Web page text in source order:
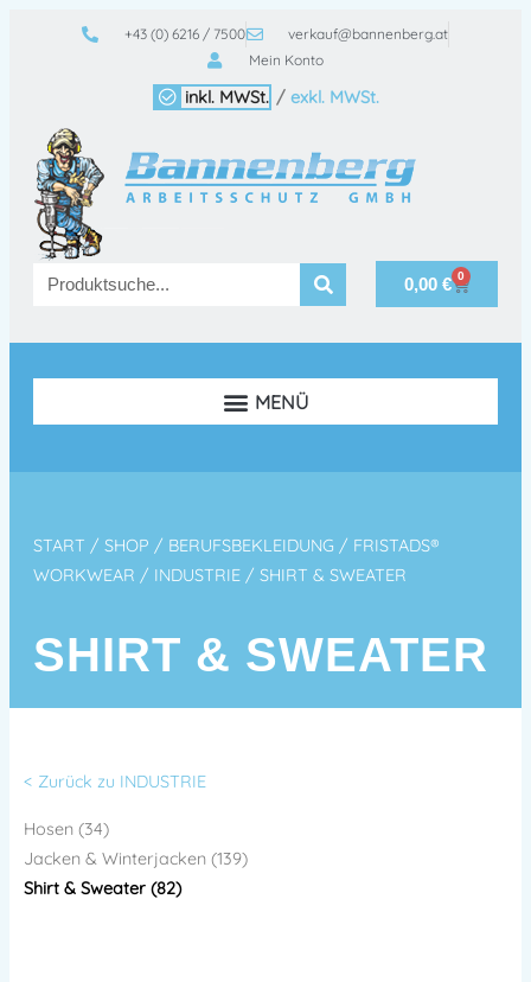
+43 (0) 6216 / 7500
verkauf@bannenberg.at
Mein Konto
inkl. MWSt. / exkl. MWSt.
0,00 € 0
START / SHOP / BERUFSBEKLEIDUNG / FRISTADS®
WORKWEAR / INDUSTRIE / SHIRT & SWEATER
SHIRT & SWEATER
< Zurück zu INDUSTRIE
Hosen (34)
Jacken & Winterjacken (139)
Shirt & Sweater (82)